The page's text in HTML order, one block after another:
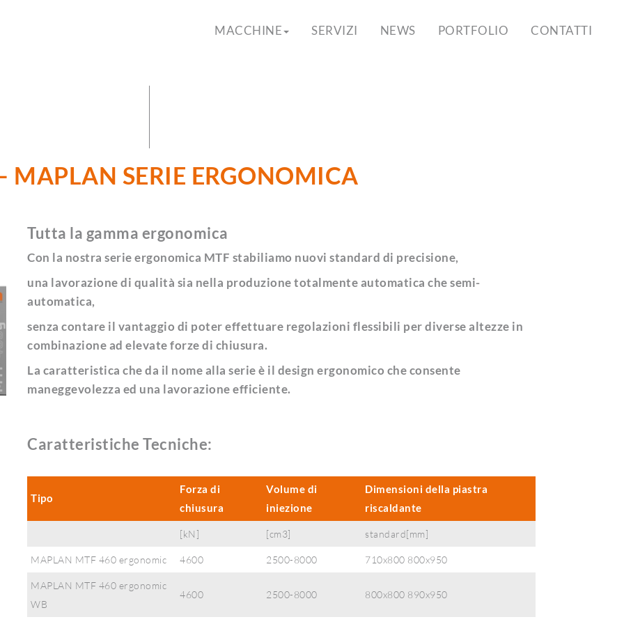
MACCHINE SERVIZI NEWS PORTFOLIO CONTATTI
MAPLAN SERIE ERGONOMICA
Tutta la gamma ergonomica
Con la nostra serie ergonomica MTF stabiliamo nuovi standard di precisione,
una lavorazione di qualità sia nella produzione totalmente automatica che semi-
automatica,
senza contare il vantaggio di poter effettuare regolazioni flessibili per diverse altezze in
combinazione ad elevate forze di chiusura.
La caratteristica che da il nome alla serie è il design ergonomico che consente
maneggevolezza ed una lavorazione efficiente.
Caratteristiche Tecniche:
Tipo
Forza di
chiusura
Volume di
iniezione
Dimensioni della piastra
riscaldante
[kN] [cm3] standard[mm]
MAPLAN MTF 460 ergonomic 4600 2500-8000 710x800 800x950
MAPLAN MTF 460 ergonomic
WB
4600 2500-8000 800x800 890x950